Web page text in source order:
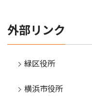
外部リンク
緑区役所
横浜市役所